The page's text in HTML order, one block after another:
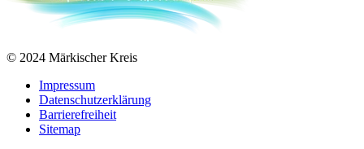
© 2024 Märkischer Kreis
Impressum
Datenschutzerklärung
Barrierefreiheit
Sitemap